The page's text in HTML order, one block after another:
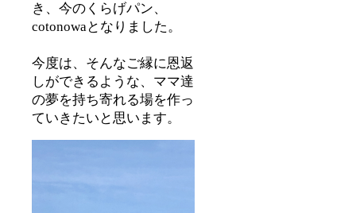
き、今のくらげパン、
cotonowaとなりました。
今度は、そんなご縁に恩返
しができるような、ママ達
の夢を持ち寄れる場を作っ
ていきたいと思います。